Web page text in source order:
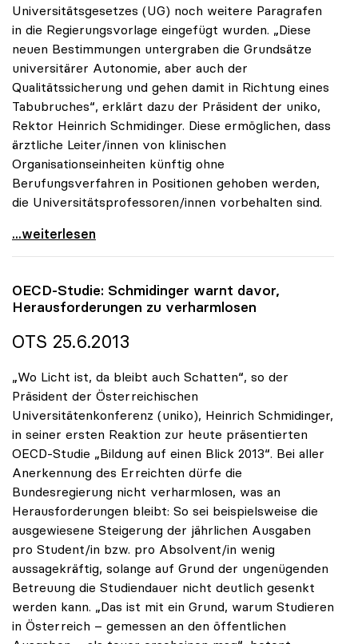
Universitätsgesetzes (UG) noch weitere Paragrafen
in die Regierungsvorlage eingefügt wurden. „Diese
neuen Bestimmungen untergraben die Grundsätze
universitärer Autonomie, aber auch der
Qualitätssicherung und gehen damit in Richtung eines
Tabubruches“, erklärt dazu der Präsident der uniko,
Rektor Heinrich Schmidinger. Diese ermöglichen, dass
ärztliche Leiter/innen von klinischen
Organisationseinheiten künftig ohne
Berufungsverfahren in Positionen gehoben werden,
die Universitätsprofessoren/innen vorbehalten sind.
uniko sieht in UG-Novelle betreffend Medizinische
...weiterlesen
OECD-Studie: Schmidinger warnt davor,
Herausforderungen zu verharmlosen
OTS 25.6.2013
„Wo Licht ist, da bleibt auch Schatten“, so der
Präsident der Österreichischen
Universitätenkonferenz (uniko), Heinrich Schmidinger,
in seiner ersten Reaktion zur heute präsentierten
OECD-Studie „Bildung auf einen Blick 2013“. Bei aller
Anerkennung des Erreichten dürfe die
Bundesregierung nicht verharmlosen, was an
Herausforderungen bleibt: So sei beispielsweise die
ausgewiesene Steigerung der jährlichen Ausgaben
pro Student/in bzw. pro Absolvent/in wenig
aussagekräftig, solange auf Grund der ungenügenden
Betreuung die Studiendauer nicht deutlich gesenkt
werden kann. „Das ist mit ein Grund, warum Studieren
in Österreich – gemessen an den öffentlichen